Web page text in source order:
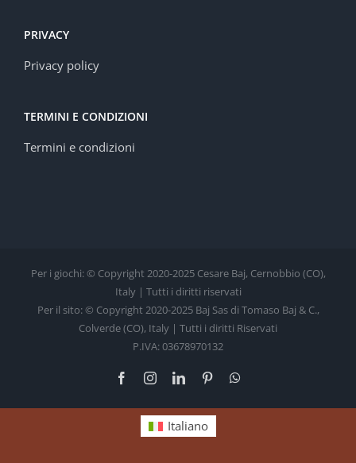
PRIVACY
Privacy policy
TERMINI E CONDIZIONI
Termini e condizioni
Per i giochi: © Copyright 2020-2025 Cesare Baj, Cernobbio (CO),
Italy | Tutti i diritti riservati
Per il sito: © Copyright 2020-2025 Baj Sas di Tomaso Baj & C.,
Colverde (CO), Italy | Tutti i diritti Riservati
P.IVA: 03678970132
FacebookInstagramLinkedInPinterest
Italiano